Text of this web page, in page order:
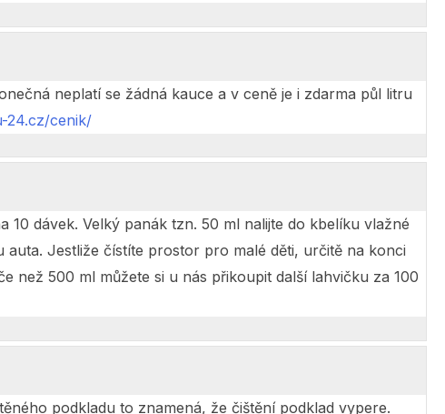
neplatí se žádná kauce a v ceně je i zdarma půl litru
24.cz/cenik/
10 dávek. Velký panák tzn. 50 ml nalijte do kbelíku vlažné
Jestliže čístíte prostor pro malé děti, určitě na konci
než 500 ml můžete si u nás přikoupit další lahvičku za 100
podkladu to znamená, že čištění podklad vypere.